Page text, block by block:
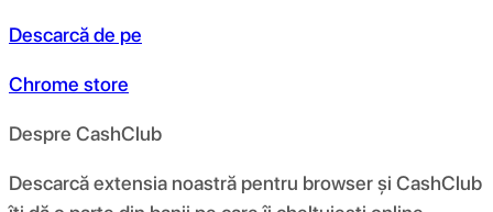
Descarcă de pe
Chrome store
Despre CashClub
Descarcă extensia noastră pentru browser și CashClub